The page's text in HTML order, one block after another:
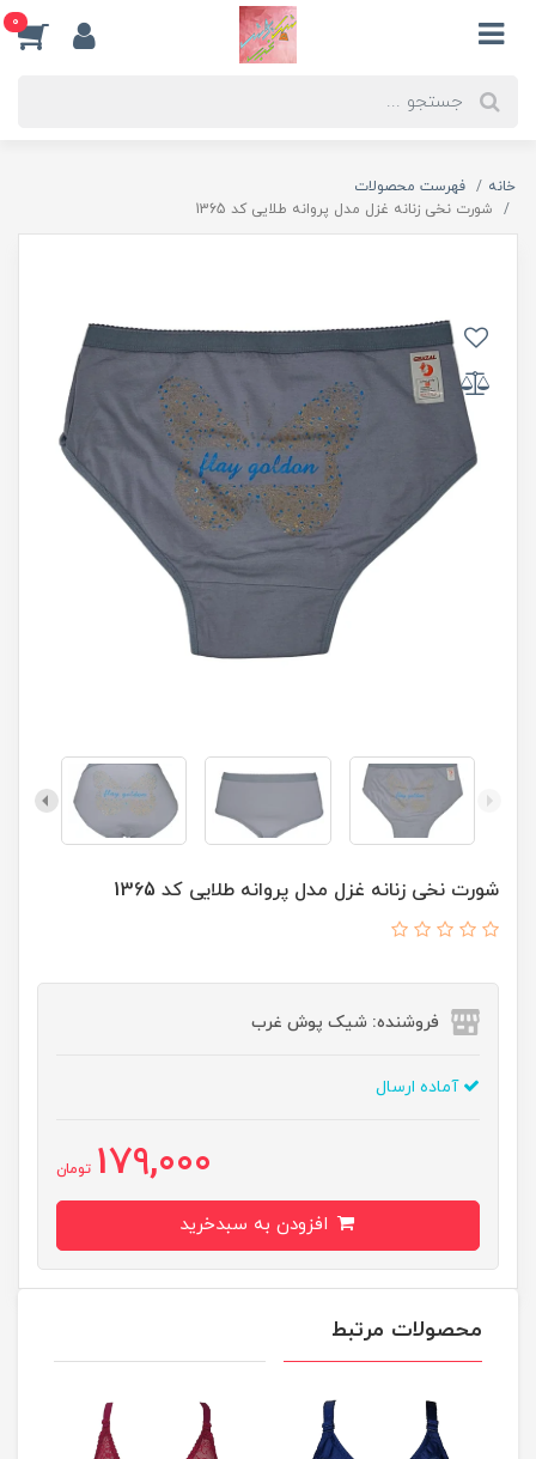
0
خانه
فهرست محصولات
شورت نخی زنانه غزل مدل پروانه طلایی کد 1365
شورت نخی زنانه غزل مدل پروانه طلایی کد 1365
فروشنده: شیک پوش غرب
آماده ارسال
179,000 تومان
محصولات مرتبط